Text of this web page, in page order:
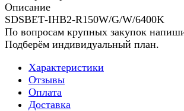
Описание
SDSВЕТ-IHB2-R150W/G/W/6400K
По вопросам крупных закупок
Подберём индивидуальный план.
Характеристики
Отзывы
Оплата
Доставка